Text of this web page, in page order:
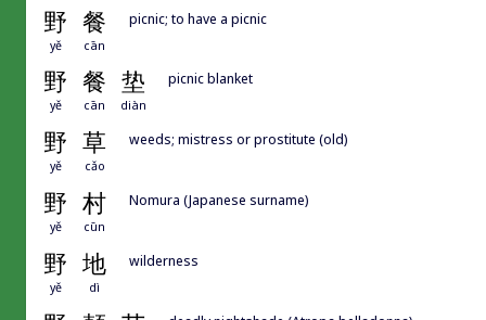
野 餐
yě cān
picnic; to have a picnic
野 餐 垫
yě cān diàn
picnic blanket
野 草
yě cǎo
weeds; mistress or prostitute (old)
野 村
yě cūn
Nomura (Japanese surname)
野 地
yě dì
wilderness